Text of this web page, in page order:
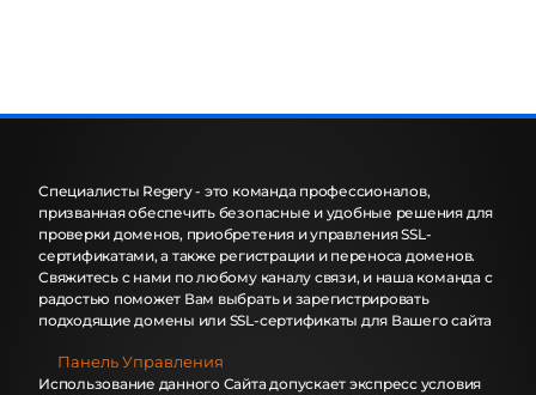
Специалисты Regery - это команда профессионалов,
призванная обеспечить безопасные и удобные решения для
проверки доменов, приобретения и управления SSL-
сертификатами, а также регистрации и переноса доменов.
Свяжитесь с нами по любому каналу связи, и наша команда с
радостью поможет Вам выбрать и зарегистрировать
подходящие домены или SSL-сертификаты для Вашего сайта
Панель Управления
Использование данного Сайта допускает экспресс условия